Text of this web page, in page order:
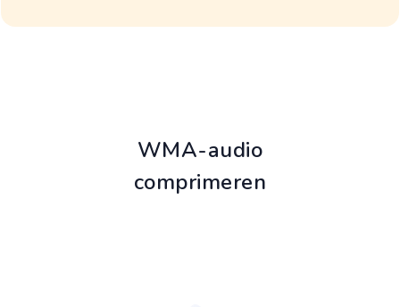
WMA-audio
comprimeren